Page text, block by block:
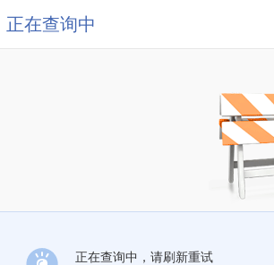
正在查询中
正在查询中，请刷新重试